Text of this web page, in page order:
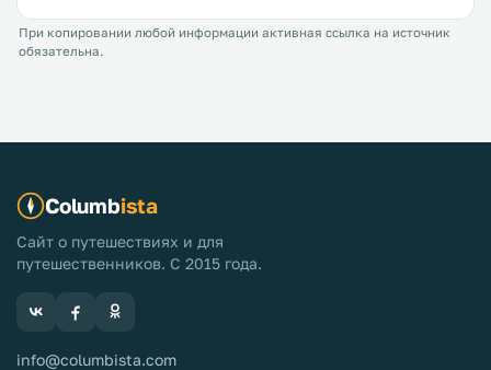
При копировании любой информации активная ссылка на источник
обязательна.
Columbista
Сайт о путешествиях и для
путешественников. С 2015 года.
info@columbista.com